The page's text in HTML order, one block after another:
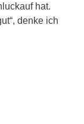
hat.
denke ich